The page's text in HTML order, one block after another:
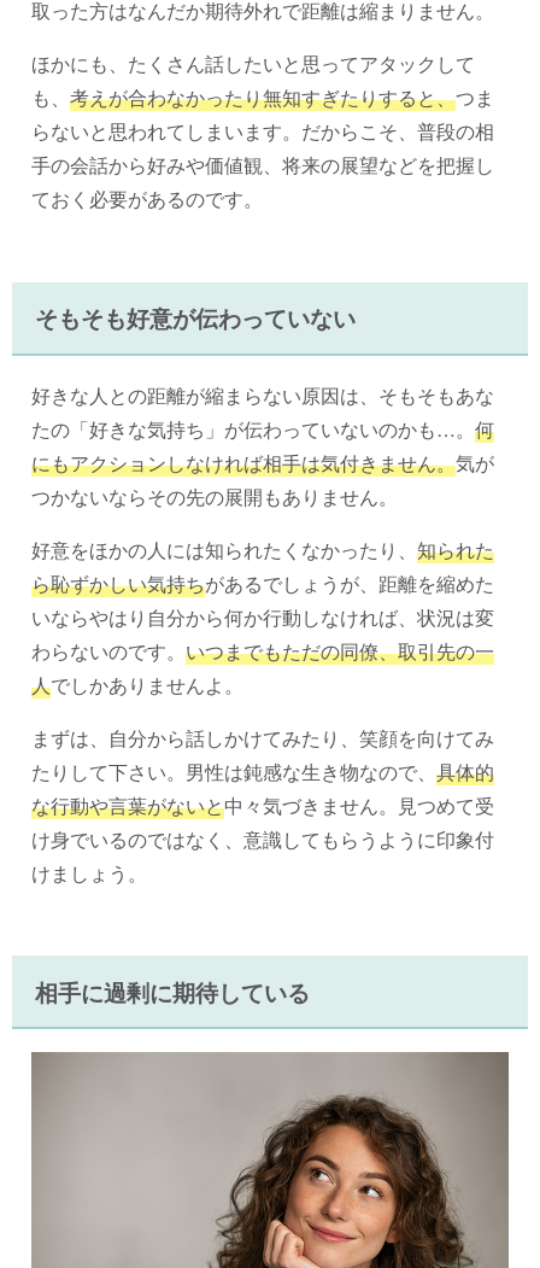
取った方はなんだか期待外れで距離は縮まりません。
ほかにも、たくさん話したいと思ってアタックして
も、 考えが合わなかったり無知すぎたりすると、つま
らないと思われてしまいます。だからこそ、普段の相
手の会話から好みや価値観、将来の展望などを把握し
ておく必要があるのです。
そもそも好意が伝わっていない
好きな人との距離が縮まらない原因は、そもそもあな
たの「好きな気持ち」が伝わっていないのかも…。 何
にもアクションしなければ相手は気付きません。気が
つかないならその先の展開もありません。
好意をほかの人には知られたくなかったり、 知られた
ら恥ずかしい気持ちがあるでしょうが、距離を縮めた
いならやはり自分から何か行動しなければ、状況は変
わらないのです。 いつまでもただの同僚、取引先の一
人でしかありませんよ。
まずは、自分から話しかけてみたり、笑顔を向けてみ
たりして下さい。男性は鈍感な生き物なので、 具体的
な行動や言葉がないと中々気づきません。見つめて受
け身でいるのではなく、意識してもらうように印象付
けましょう。
相手に過剰に期待している